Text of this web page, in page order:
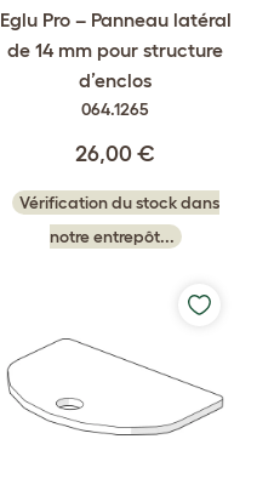
Eglu Pro – Panneau latéral
de 14 mm pour structure
d’enclos
064.1265
26,00 €
Vérification du stock dans
notre entrepôt...